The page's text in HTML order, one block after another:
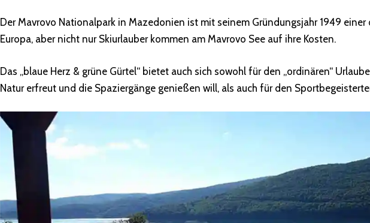
Der Mavrovo Nationalpark in Mazedonien ist mit seinem Gründungsjahr 1949 einer
Europa, aber nicht nur Skiurlauber kommen am Mavrovo See auf ihre Kosten.
Das „blaue Herz & grüne Gürtel“ bietet auch sich sowohl für den „ordinären“
Natur erfreut und die Spaziergänge genießen will, als auch für den